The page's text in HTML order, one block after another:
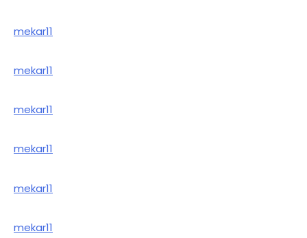
mekar11
mekar11
mekar11
mekar11
mekar11
mekar11